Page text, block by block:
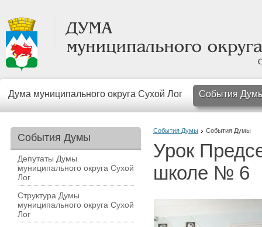
Дума муниципального округа Сухой Лог События
События Думы События Думы
Урок
школе № 6
События Думы
Депутаты Думы
муниципального округа Сухой
Лог
Структура Думы
муниципального округа Сухой
Лог